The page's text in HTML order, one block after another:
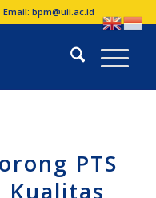
Email:bpm@uii.ac.id
PTS
Kualitas